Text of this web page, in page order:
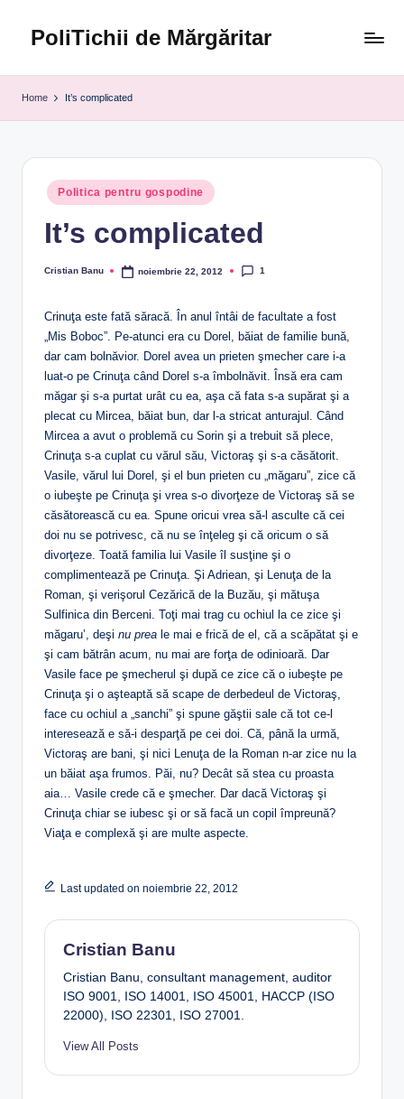
PoliTichii de Mărgăritar
Home It’s complicated
Posted
in
Politica pentru gospodine
It’s complicated
Posted
Cristian Banu noiembrie 22, 2012 1
Crinuţa este fată săracă. În anul întâi de facultate a fost
„Mis Boboc”. Pe-atunci era cu Dorel, băiat de familie bună,
dar cam bolnăvior. Dorel avea un prieten şmecher care i-a
luat-o pe Crinuţa când Dorel s-a îmbolnăvit. Însă era cam
măgar şi s-a purtat urât cu ea, aşa că fata s-a supărat şi a
plecat cu Mircea, băiat bun, dar l-a stricat anturajul. Când
Mircea a avut o problemă cu Sorin şi a trebuit să plece,
Crinuţa s-a cuplat cu vărul său, Victoraş şi s-a căsătorit.
Vasile, vărul lui Dorel, şi el bun prieten cu „măgaru”, zice că
o iubeşte pe Crinuţa şi vrea s-o divorţeze de Victoraş să se
căsătorească cu ea. Spune oricui vrea să-l asculte că cei
doi nu se potrivesc, că nu se înţeleg şi că oricum o să
divorţeze. Toată familia lui Vasile îl susţine şi o
complimentează pe Crinuţa. Şi Adriean, şi Lenuţa de la
Roman, şi verişorul Cezărică de la Buzău, şi mătuşa
Sulfinica din Berceni. Toţi mai trag cu ochiul la ce zice şi
măgaru’, deşi nu prea le mai e frică de el, că a scăpătat şi e
şi cam bătrân acum, nu mai are forţa de odinioară. Dar
Vasile face pe şmecherul şi după ce zice că o iubeşte pe
Crinuţa şi o aşteaptă să scape de derbedeul de Victoraş,
face cu ochiul a „sanchi” şi spune găştii sale că tot ce-l
interesează e să-i desparţă pe cei doi. Că, până la urmă,
Victoraş are bani, şi nici Lenuţa de la Roman n-ar zice nu la
un băiat aşa frumos. Păi, nu? Decât să stea cu proasta
aia… Vasile crede că e şmecher. Dar dacă Victoraş şi
Crinuţa chiar se iubesc şi or să facă un copil împreună?
Viaţa e complexă şi are multe aspecte.
Last updated on noiembrie 22, 2012
Cristian Banu
Cristian Banu, consultant management, auditor
ISO 9001, ISO 14001, ISO 45001, HACCP (ISO
22000), ISO 22301, ISO 27001.
View All Posts